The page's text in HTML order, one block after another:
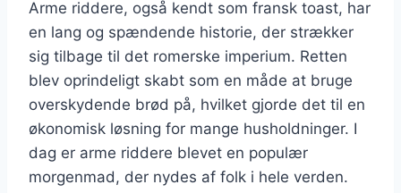
Arme riddere, også kendt som fransk toast, har
en lang og spændende historie, der strækker
sig tilbage til det romerske imperium. Retten
blev oprindeligt skabt som en måde at bruge
overskydende brød på, hvilket gjorde det til en
økonomisk løsning for mange husholdninger. I
dag er arme riddere blevet en populær
morgenmad, der nydes af folk i hele verden.